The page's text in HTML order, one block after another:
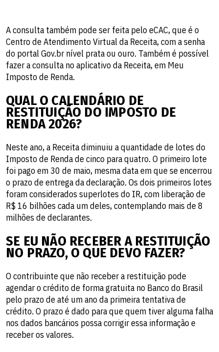
A consulta também pode ser feita pelo eCAC, que é o
Centro de Atendimento Virtual da Receita, com a senha
do portal Gov.br nível prata ou ouro. Também é possível
fazer a consulta no aplicativo da Receita, em Meu
Imposto de Renda.
QUAL O CALENDÁRIO DE
RESTITUIÇÃO DO IMPOSTO DE
RENDA 2026?
Neste ano, a Receita diminuiu a quantidade de lotes do
Imposto de Renda de cinco para quatro. O primeiro lote
foi pago em 30 de maio, mesma data em que se encerrou
o prazo de entrega da declaração. Os dois primeiros lotes
foram considerados superlotes do IR, com liberação de
R$ 16 bilhões cada um deles, contemplando mais de 8
milhões de declarantes.
SE EU NÃO RECEBER A RESTITUIÇÃO
NO PRAZO, O QUE DEVO FAZER?
O contribuinte que não receber a restituição pode
agendar o crédito de forma gratuita no Banco do Brasil
pelo prazo de até um ano da primeira tentativa de
crédito. O prazo é dado para que quem tiver alguma falha
nos dados bancários possa corrigir essa informação e
receber os valores.